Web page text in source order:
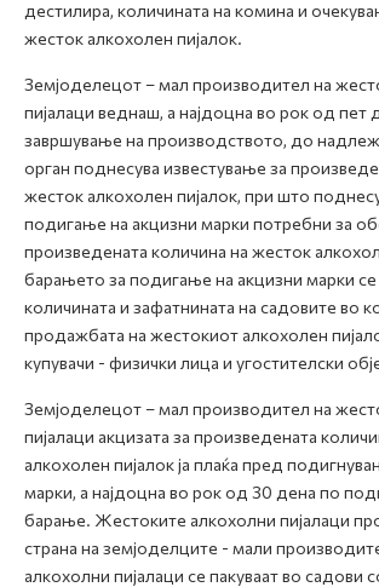
дестилира, количината на комина и
жесток алкохолен пијалок.
Земјоделецот – мал производител на
пијалаци веднаш, а најдоцна во рок од пет
завршување на производството, до
орган поднесува известување за
жесток алкохолен пијалок, при што
подигање на акцизни марки потребни за
произведената количина на жесток
барањето за подигање на акцизни марки се
количината и зафатнината на садовите во
продажбата на жестокиот алкохолен
купувачи - физички лица и угостителски
Земјоделецот – мал производител на
пијалаци акцизата за произведената
алкохолен пијалок ја плаќа пред
марки, а најдоцна во рок од 30 дена по
барање. Жестоките алкохолни пијалаци
страна на земјоделците - мали
алкохолни пијалаци се пакуваат во садови